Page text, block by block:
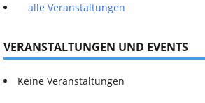
alle Veranstaltungen
VERANSTALTUNGEN UND EVENTS
Keine Veranstaltungen